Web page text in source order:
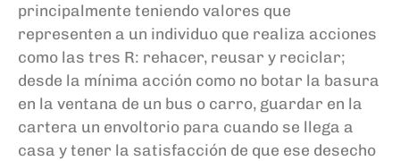
principalmente teniendo valores que
representen a un individuo que realiza acciones
como las tres R: rehacer, reusar y reciclar;
desde la mínima acción como no botar la basura
en la ventana de un bus o carro, guardar en la
cartera un envoltorio para cuando se llega a
casa y tener la satisfacción de que ese desecho